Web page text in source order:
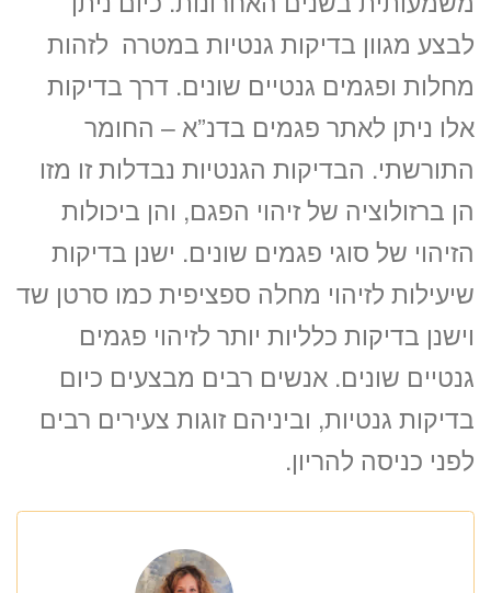
לבצע מגוון בדיקות גנטיות במטרה לזהות
מחלות ופגמים גנטיים שונים. דרך בדיקות
אלו ניתן לאתר פגמים בדנ”א – החומר
התורשתי. הבדיקות הגנטיות נבדלות זו מזו
הן ברזולוציה של זיהוי הפגם, והן ביכולות
הזיהוי של סוגי פגמים שונים. ישנן בדיקות
שיעילות לזיהוי מחלה ספציפית כמו סרטן שד
וישנן בדיקות כלליות יותר לזיהוי פגמים
גנטיים שונים. אנשים רבים מבצעים כיום
בדיקות גנטיות, וביניהם זוגות צעירים רבים
לפני כניסה להריון.